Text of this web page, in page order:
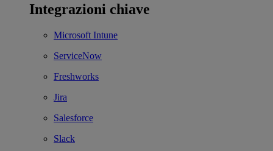
Integrazioni chiave
Microsoft Intune
ServiceNow
Freshworks
Jira
Salesforce
Slack